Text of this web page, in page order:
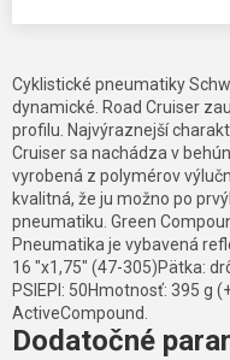
Cyklistické pneumatiky
dynamické. Road Cruiser
profilu. Najvýraznejší
Cruiser sa nachádza v
vyrobená z polymérov
kvalitná, že ju možno po
pneumatiku. Green
Pneumatika je vybavená
16 "x1,75" (47-305)Pätka:
PSIEPI: 50Hmotnosť: 395 g
ActiveCompound.
Dodatočné